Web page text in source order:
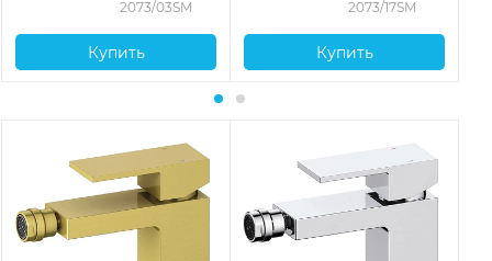
2073/03SM
Купить
2073/17SM
Купить